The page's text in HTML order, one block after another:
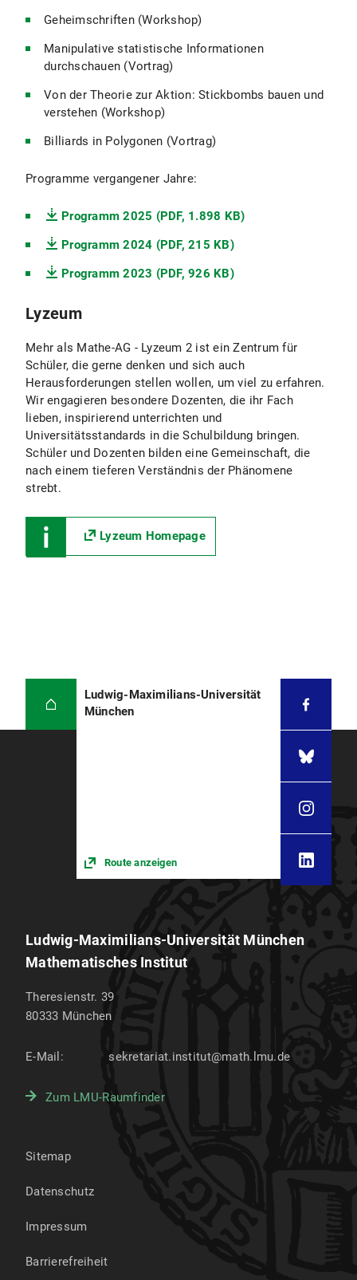
Geheimschriften (Workshop)
Manipulative statistische Informationen
durchschauen (Vortrag)
Von der Theorie zur Aktion: Stickbombs bauen und
verstehen (Workshop)
Billiards in Polygonen (Vortrag)
Programme vergangener Jahre:
Programm 2025 (PDF, 1.898 KB)
Programm 2024 (PDF, 215 KB)
Programm 2023 (PDF, 926 KB)
Lyzeum
Mehr als Mathe-AG - Lyzeum 2 ist ein Zentrum für
Schüler, die gerne denken und sich auch
Herausforderungen stellen wollen, um viel zu erfahren.
Wir engagieren besondere Dozenten, die ihr Fach
lieben, inspirierend unterrichten und
Universitätsstandards in die Schulbildung bringen.
Schüler und Dozenten bilden eine Gemeinschaft, die
nach einem tieferen Verständnis der Phänomene
strebt.
Lyzeum Homepage
Ludwig-Maximilians-Universität
München
Route anzeigen
Ludwig-Maximilians-Universität München
Mathematisches Institut
Theresienstr. 39
80333 München
E-Mail: sekretariat.institut@math.lmu.de
Zum LMU-Raumfinder
Sitemap
Datenschutz
Impressum
Barrierefreiheit